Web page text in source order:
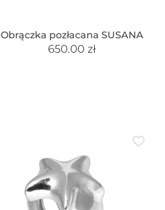
Obrączka pozłacana SUSANA
650.00zł